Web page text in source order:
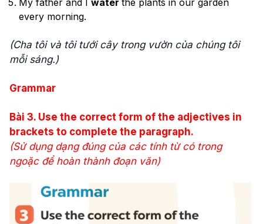
My father and I water the plants in our garden
every morning.
(Cha tôi và tôi tưới cây trong vườn của chúng tôi
mỗi sáng.)
Grammar
Bài 3. Use the correct form of the adjectives in
brackets to complete the paragraph.
(Sử dụng dạng đúng của các tính từ có trong
ngoặc để hoàn thành đoạn văn)